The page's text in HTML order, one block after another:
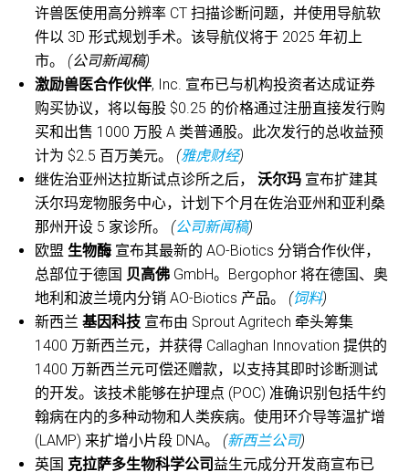
许兽医使用高分辨率 CT 扫描诊断问题，并使用导航软
件以 3D 形式规划手术。该导航仪将于 2025 年初上
市。 (公司新闻稿)
激励兽医合作伙伴, Inc. 宣布已与机构投资者达成证券
购买协议，将以每股 $0.25 的价格通过注册直接发行购
买和出售 1000 万股 A 类普通股。此次发行的总收益预
计为 $2.5 百万美元。 (雅虎财经)
继佐治亚州达拉斯试点诊所之后，沃尔玛 宣布扩建其
沃尔玛宠物服务中心，计划下个月在佐治亚州和亚利桑
那州开设 5 家诊所。 (公司新闻稿)
欧盟生物酶 宣布其最新的 AO-Biotics 分销合作伙伴，
总部位于德国 贝高佛 GmbH。Bergophor 将在德国、奥
地利和波兰境内分销 AO-Biotics 产品。
(饲料)
新西兰基因科技 宣布由 Sprout Agritech 牵头筹集
1400 万新西兰元，并获得 Callaghan Innovation 提供的
1400 万新西兰元可偿还赠款，以支持其即时诊断测试
的开发。该技术能够在护理点 (POC) 准确识别包括牛约
翰病在内的多种动物和人类疾病。使用环介导等温扩增
(LAMP) 来扩增小片段 DNA。
(新西兰公司)
英国 克拉萨多生物科学公司 益生元成分开发商宣布已